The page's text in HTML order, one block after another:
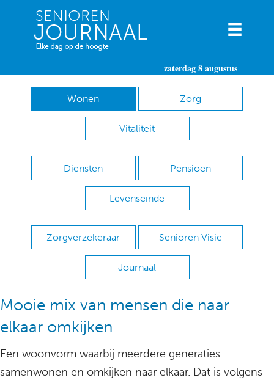
zaterdag 8 augustus
Wonen Zorg
Vitaliteit
Diensten Pensioen
Levenseinde
Zorgverzekeraar Senioren Visie
Journaal
Mooie mix van mensen die naar
elkaar omkijken
Een woonvorm waarbij meerdere generaties
samenwonen en omkijken naar elkaar. Dat is volgens